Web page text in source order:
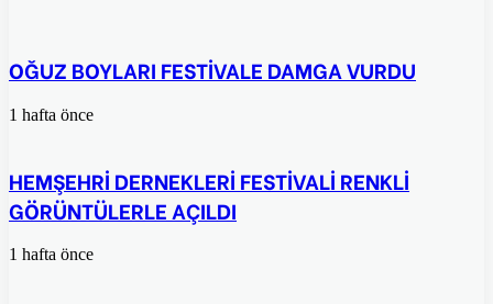
OĞUZ BOYLARI FESTİVALE DAMGA VURDU
1 hafta önce
HEMŞEHRİ DERNEKLERİ FESTİVALİ RENKLİ
GÖRÜNTÜLERLE AÇILDI
1 hafta önce